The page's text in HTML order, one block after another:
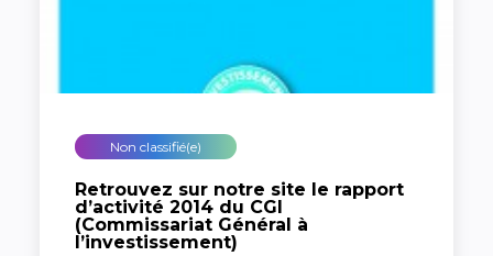
Non classifié(e)
Retrouvez sur notre site le rapport
d’activité 2014 du CGI
(Commissariat Général à
l’investissement)